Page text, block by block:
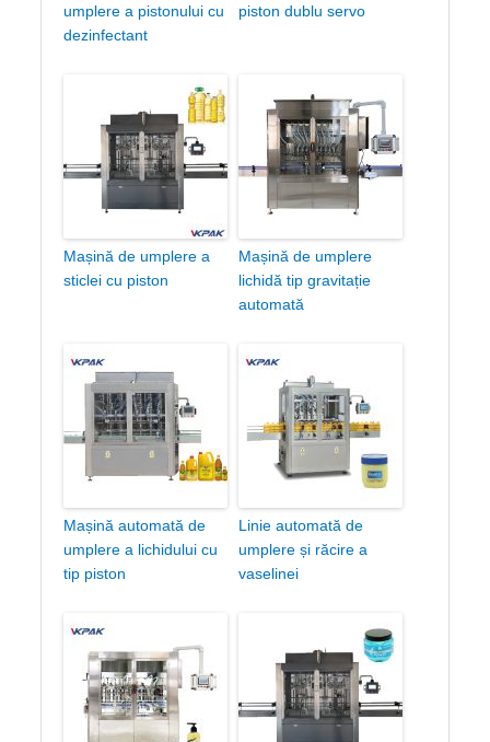
umplere a pistonului cu
dezinfectant
piston dublu servo
Mașină de umplere a
sticlei cu piston
Mașină de umplere
lichidă tip gravitație
automată
Mașină automată de
umplere a lichidului cu
tip piston
Linie automată de
umplere și răcire a
vaselinei